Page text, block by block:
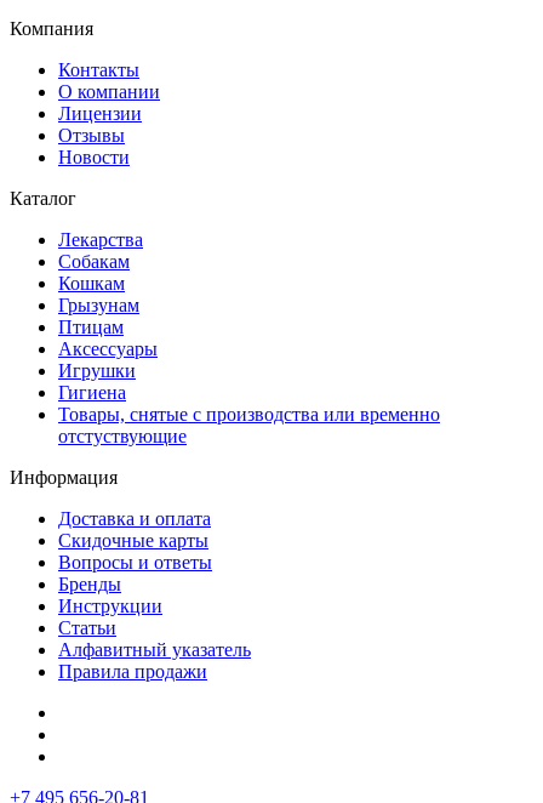
Компания
Контакты
О компании
Лицензии
Отзывы
Новости
Каталог
Лекарства
Собакам
Кошкам
Грызунам
Птицам
Аксессуары
Игрушки
Гигиена
Товары, снятые с производства или временно
отстуствующие
Информация
Доставка и оплата
Скидочные карты
Вопросы и ответы
Бренды
Инструкции
Статьи
Алфавитный указатель
Правила продажи
+7 495 656-20-81